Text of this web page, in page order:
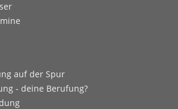
auf der Spur
- deine Berufung?